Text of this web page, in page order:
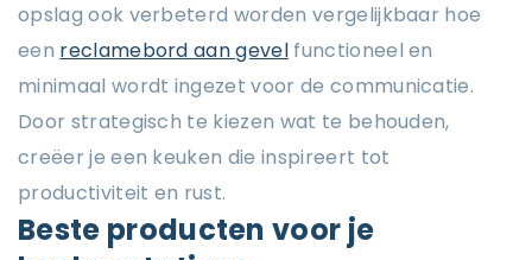
opslag ook verbeterd worden vergelijkbaar hoe
een reclamebord aan gevel functioneel en
minimaal wordt ingezet voor de communicatie.
Door strategisch te kiezen wat te behouden,
creëer je een keuken die inspireert tot
productiviteit en rust.
Beste producten voor je